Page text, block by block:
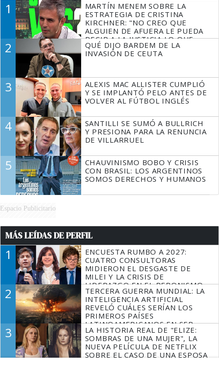
1
MARTÍN MENEM SOBRE LA
ESTRATEGIA DE CRISTINA
KIRCHNER: "NO CREO QUE
ALGUIEN DE AFUERA LE PUEDA
DECIR A LA JUSTICIA LO QUE
TIENE QUE HACER"
2
QUÉ DIJO BARDEM DE LA
INVASIÓN DE CEUTA
3
ALEXIS MAC ALLISTER CUMPLIÓ
Y SE IMPLANTÓ PELO ANTES DE
VOLVER AL FÚTBOL INGLÉS
4
SANTILLI SE SUMÓ A BULLRICH
Y PRESIONA PARA LA RENUNCIA
DE VILLARRUEL
5
CHAUVINISMO BOBO Y CRISIS
CON BRASIL: LOS ARGENTINOS
SOMOS DERECHOS Y HUMANOS
Espacio Publicitario
MÁS LEÍDAS DE PERFIL
1
ENCUESTA RUMBO A 2027:
CUATRO CONSULTORAS
MIDIERON EL DESGASTE DE
MILEI Y LA CRISIS DE
LIDERAZGO EN EL PERONISMO
2
TERCERA GUERRA MUNDIAL: LA
INTELIGENCIA ARTIFICIAL
REVELÓ CUÁLES SERÍAN LOS
PRIMEROS PAÍSES
LATINOAMERICANOS EN SER
DERROTADOS
3
LA HISTORIA REAL DE "ELIZE:
SOMBRAS DE UNA MUJER", LA
NUEVA PELÍCULA DE NETFLIX
SOBRE EL CASO DE UNA ESPOSA